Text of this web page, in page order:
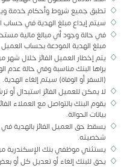
تطبق جميع شروط وأحكام خدمة
سيتم إيداع مبلغ الهدية في حساب
في حالة وجود أي مبالغ مالية
مبلغ الهدية المودعة بحساب العميل
يتم إخطار العميل الفائز خلال شهر
يراها البنك مناسبة وفي حالة
(السفر أو الوفاة) سيتم إلغاء الهدية.
لا يمكن للعميل الفائز استبدال أو
يقوم البنك بالتواصل مع العملاء
بيانات الحوالة.
يسقط حق العميل الفائز بالهدية في
شخصيته.
يستثني موظفي بنك الإسكندرية
يحق للبنك إلغاء أو تعديل كل أو